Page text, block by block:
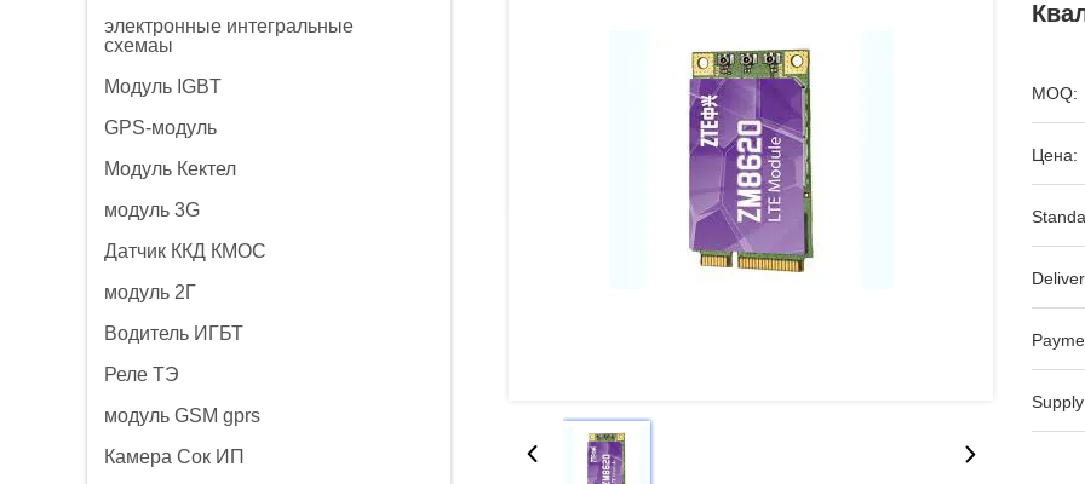
электронные интегральные
схемаы
Модуль IGBT
GPS-модуль
Модуль Кектел
модуль 3G
Датчик ККД КМОС
модуль 2Г
Водитель ИГБТ
Реле ТЭ
модуль GSM gprs
Камера Сок ИП
MOQ:
Цена: